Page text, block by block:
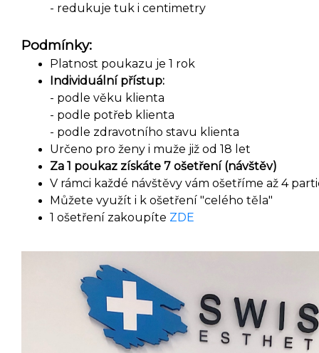
- redukuje tuk i centimetry
Podmínky:
Platnost poukazu je 1 rok
Individuální přístup:
- podle věku klienta
- podle potřeb klienta
- podle zdravotního stavu klienta
Určeno pro ženy i muže již od 18 let
Za 1 poukaz získáte 7 ošetření (návštěv)
V rámci každé návštěvy vám ošetříme až 4
Můžete využít i k ošetření "celého těla"
1 ošetření zakoupíte ZDE